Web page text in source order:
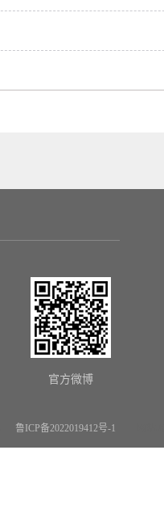
鲁ICP备2022019412号-1
官方微博